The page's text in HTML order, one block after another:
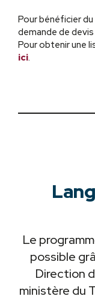
Pour bénéficier du
demande de
Pour obtenir une
ici.
Le
possible
Direction
ministère du